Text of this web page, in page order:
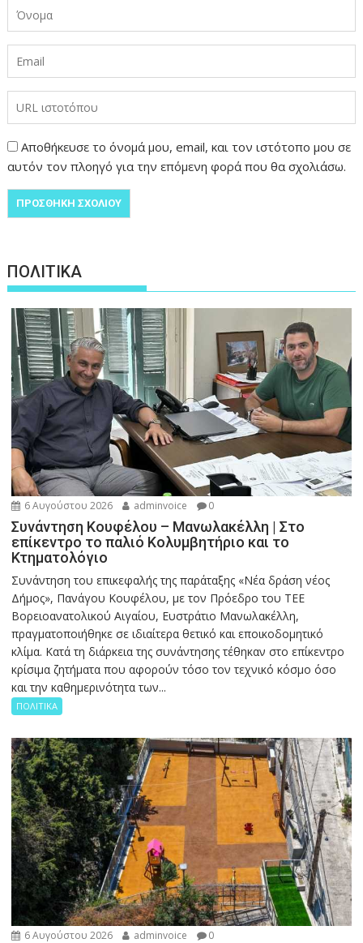
Αποθήκευσε το όνομά μου, email, και τον ιστότοπο μου σε
αυτόν τον πλοηγό για την επόμενη φορά που θα σχολιάσω.
ΠΟΛΙΤΙΚΑ
6 Αυγούστου 2026 adminvoice 0
Συνάντηση Κουφέλου – Μανωλακέλλη | Στο
επίκεντρο το παλιό Κολυμβητήριο και το
Κτηματολόγιο
Συνάντηση του επικεφαλής της παράταξης «Νέα δράση νέος
Δήμος», Πανάγου Κουφέλου, με τον Πρόεδρο του ΤΕΕ
Βορειοανατολικού Αιγαίου, Ευστράτιο Μανωλακέλλη,
πραγματοποιήθηκε σε ιδιαίτερα θετικό και εποικοδομητικό
κλίμα. Κατά τη διάρκεια της συνάντησης τέθηκαν στο επίκεντρο
κρίσιμα ζητήματα που αφορούν τόσο τον τεχνικό κόσμο όσο
και την καθημερινότητα των...
ΠΟΛΙΤΙΚΑ
6 Αυγούστου 2026 adminvoice 0